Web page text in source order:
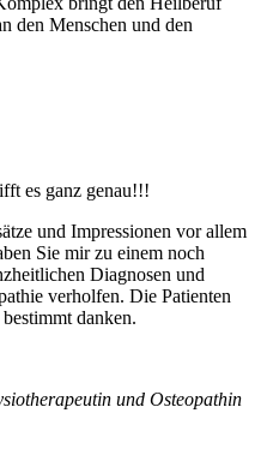
den Menschen und den
es ganz genau!!!
und Impressionen vor allem
Sie mir zu einem noch
Diagnosen und
verholfen. Die Patienten
danken.
und Osteopathin